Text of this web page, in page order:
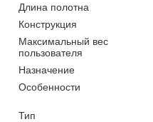
Длина полотна
Конструкция
Максимальный вес
пользователя
Назначение
Особенности
Тип